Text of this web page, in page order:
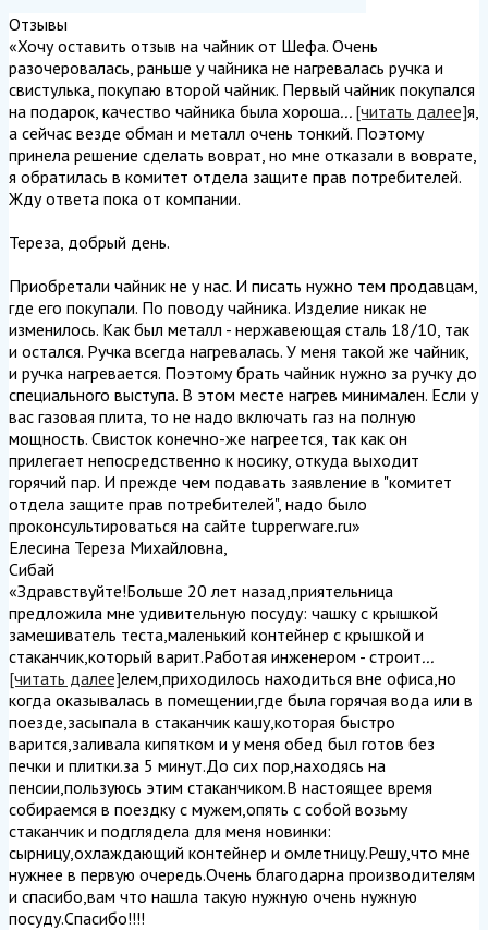
Отзывы
«Хочу оставить отзыв на чайник от Шефа. Очень
разочеровалась, раньше у чайника не нагревалась ручка и
свистулька, покупаю второй чайник. Первый чайник покупался
на подарок, качество чайника была хороша... [читать далее]я,
а сейчас везде обман и металл очень тонкий. Поэтому
принела решение сделать воврат, но мне отказали в воврате,
я обратилась в комитет отдела защите прав потребителей.
Жду ответа пока от компании.
Тереза, добрый день.
Приобретали чайник не у нас. И писать нужно тем продавцам,
где его покупали. По поводу чайника. Изделие никак не
изменилось. Как был металл - нержавеющая сталь 18/10, так
и остался. Ручка всегда нагревалась. У меня такой же чайник,
и ручка нагревается. Поэтому брать чайник нужно за ручку до
специального выступа. В этом месте нагрев минимален. Если у
вас газовая плита, то не надо включать газ на полную
мощность. Свисток конечно-же нагреется, так как он
прилегает непосредственно к носику, откуда выходит
горячий пар. И прежде чем подавать заявление в "комитет
отдела защите прав потребителей", надо было
проконсультироваться на сайте tupperware.ru»
Елесина Тереза Михайловна,
Сибай
«Здравствуйте!Больше 20 лет назад,приятельница
предложила мне удивительную посуду: чашку с крышкой
замешиватель теста,маленький контейнер с крышкой и
стаканчик,который варит.Работая инженером - строит...
[читать далее]елем,приходилось находиться вне офиса,но
когда оказывалась в помещении,где была горячая вода или в
поезде,засыпала в стаканчик кашу,которая быстро
варится,заливала кипятком и у меня обед был готов без
печки и плитки.за 5 минут.До сих пор,находясь на
пенсии,пользуюсь этим стаканчиком.В настоящее время
собираемся в поездку с мужем,опять с собой возьму
стаканчик и подглядела для меня новинки:
сырницу,охлаждающий контейнер и омлетницу.Решу,что мне
нужнее в первую очередь.Очень благодарна производителям
и спасибо,вам что нашла такую нужную очень нужную
посуду.Спасибо!!!!